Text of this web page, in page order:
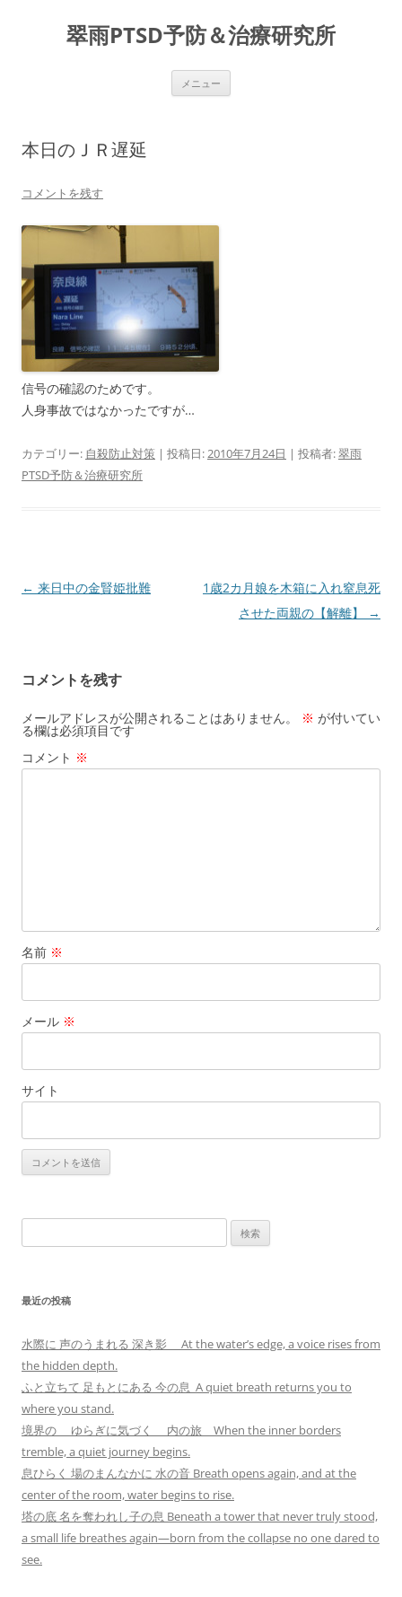
翠雨PTSD予防＆治療研究所
メニュー
本日のＪＲ遅延
コメントを残す
信号の確認のためです。
人身事故ではなかったですが…
カテゴリー: 自殺防止対策 | 投稿日:2010年7月24日 | 投稿者:翠雨
PTSD予防＆治療研究所
投
ゲ
ー
シ
ョ
← 来日中の金賢姫批難
1歳2カ月娘を木箱に入れ窒息死
させた両親の【解離】
→
コメントを残す
メールアドレスが公開されることはありません。 ※ が付いてい
る欄は必須項目です
コメント ※
名前 ※
メール ※
サイト
索:
最近の投稿
水際に 声のうまれる 深き影 At the water’s edge, a voice rises from
the hidden depth.
ふと立ちて 足もとにある 今の息 A quiet breath returns you to
where you stand.
境界の ゆらぎに気づく 内の旅 When the inner borders
tremble, a quiet journey begins.
息ひらく 場のまんなかに 水の音 Breath opens again, and at the
center of the room, water begins to rise.
塔の底 名を奪われし子の息 Beneath a tower that never truly stood,
a small life breathes again—born from the collapse no one dared to
see.